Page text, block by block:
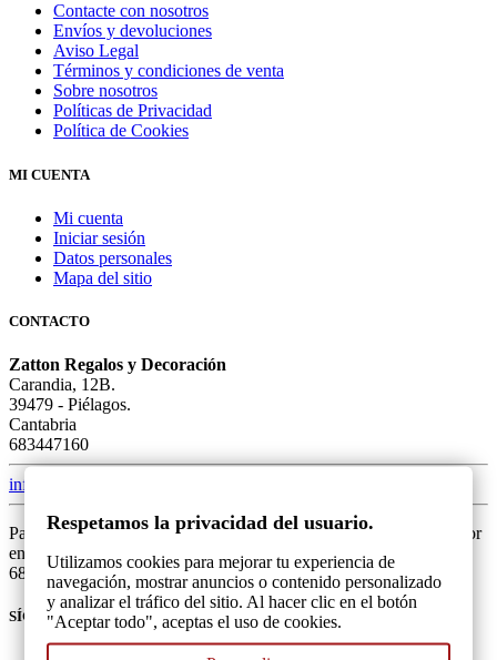
Contacte con nosotros
Envíos y devoluciones
Aviso Legal
Términos y condiciones de venta
Sobre nosotros
Políticas de Privacidad
Política de Cookies
MI CUENTA
Mi cuenta
Iniciar sesión
Datos personales
Mapa del sitio
CONTACTO
Zatton Regalos y Decoración
Carandia, 12B.
39479 - Piélagos.
Cantabria
683447160
info@zatton.es
Para una mejor atención, si tiene alguna duda o problema, por favor
envíanos un mensaje mediante el formulario o llámanos al
683447160. Gracias.
SÍGUENOS
Respetamos la privacidad del usuario.
Utilizamos cookies para mejorar tu experiencia de
navegación, mostrar anuncios o contenido personalizado
y analizar el tráfico del sitio. Al hacer clic en el botón
"Aceptar todo", aceptas el uso de cookies.